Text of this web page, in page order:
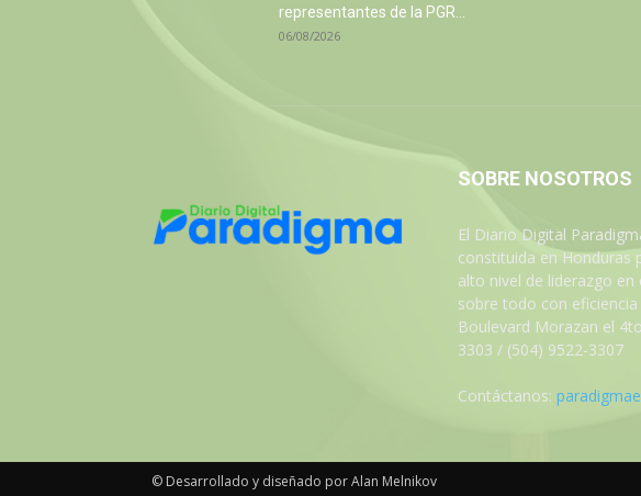
representantes de la PGR...
06/08/2026
SOBRE NOSOTROS
El Diario Digital
constituida en Honduras
alto nivel de liderazgo
sobre todo con
Boulevard Morazan el
3303 / (504) 9522-3307
Contáctanos:
© Desarrollado y diseñado por Alan Melnikov